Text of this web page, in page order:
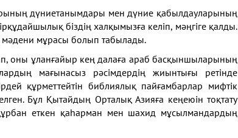
дүниетанымдары мен дүние қабылдауларының
біздің халқымызға келіп, мәңгіге қалды.
мәдени мұрасы болып табылады.
оны ұланғайыр кең далаға араб басқыншыларының
мағынасыз рәсімдердің жиынтығы ретінде
құрметтейтін библиялық пайғамбарлар мифтік
Бұл Қытайдың Орталық Азияға кеңеюін тоқтату
еткен қаһарман мен шахид мұсылмандардың